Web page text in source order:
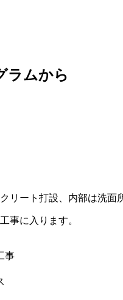
ラムから
リート打設、内部は洗面
事に入ります。
事